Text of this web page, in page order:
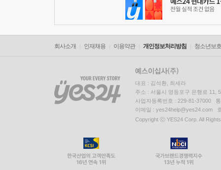
회사소개 인재채용 이용약관 개인정보처리방침 청소년보
대표 : 김석환, 최세라
주소 : 서울시 영등포구 은행로 11,
사업자등록번호 : 229-81-37000
이메일 : yes24help@yes24.com
Copyright ⓒ YES24 Corp. All